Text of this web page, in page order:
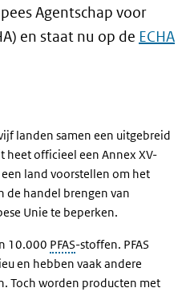
Agentschap voor
en staat nu op de ECHA
landen samen een uitgebreid
heet officieel een Annex XV-
land voorstellen om het
de handel brengen van
Unie te beperken.
10.000 PFAS-stoffen. PFAS
en hebben vaak andere
Toch worden producten met